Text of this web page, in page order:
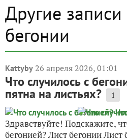
Другие
бегонии
Kattyby 26 апреля 2026, 01:01
Что случилось с
пятна на листьях? 1
Здравствуйте! Подскажите,
бегонией? Лист бегонии Лист